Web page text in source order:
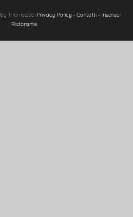
by ThemeZee. Privacy Policy - Contatti - Inserisci
Ristorante